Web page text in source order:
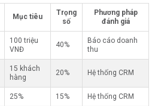
Mục tiêu
Trọng
số
Phương pháp
đánh giá
100 triệu
VNĐ
40%
Báo cáo doanh
thu
15 khách
hàng
20% Hệ thống CRM
25% 15% Hệ thống CRM